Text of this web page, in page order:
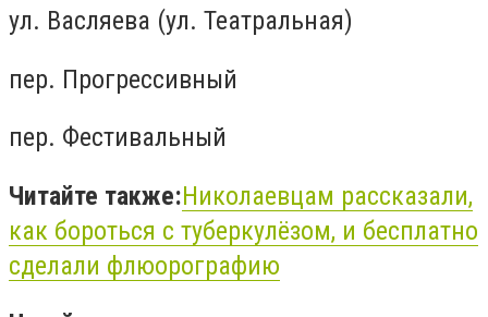
ул. Васляева (ул. Театральная)
пер. Прогрессивный
пер. Фестивальный
Читайте также:Николаевцам рассказали,
как бороться с туберкулёзом, и бесплатно
сделали флюорографию